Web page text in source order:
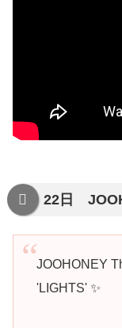
22日
JOOHONEY
'LIGHTS' ✨